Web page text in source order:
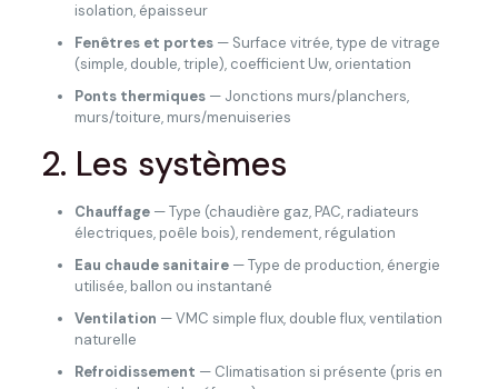
isolation, épaisseur
Fenêtres et portes— Surface vitrée, type de vitrage
(simple, double, triple), coefficient Uw, orientation
Ponts thermiques— Jonctions murs/planchers,
murs/toiture, murs/menuiseries
2. Les systèmes
Chauffage— Type (chaudière gaz, PAC, radiateurs
électriques, poêle bois), rendement, régulation
Eau chaude sanitaire— Type de production, énergie
utilisée, ballon ou instantané
Ventilation — VMC simple flux, double flux, ventilation
naturelle
Refroidissement — Climatisation si présente (pris en